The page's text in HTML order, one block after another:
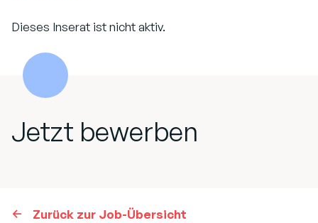
Dieses Inserat ist nicht aktiv.
Jetzt bewerben
Zurück zur Job-Übersicht